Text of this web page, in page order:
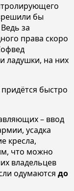
бы
Ведь за
права скоро
ладушки, на них
быстро
– ввод
усадка
кресла,
что можно
владельцев
одумаются до